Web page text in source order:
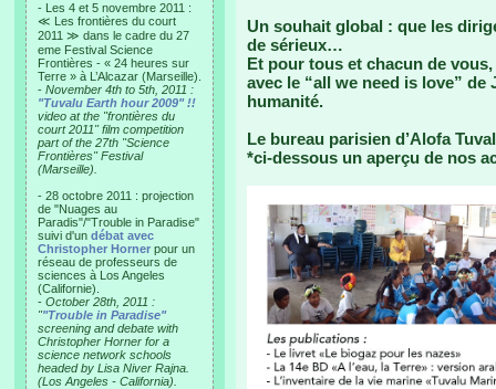
- Les 4 et 5 novembre 2011 :
≪ Les frontières du court
2011 ≫ dans le cadre du 27
eme Festival Science
Frontières - « 24 heures sur
Terre » à L’Alcazar (Marseille).
- November 4th to 5th, 2011 :
"Tuvalu Earth hour 2009" !!
video at the "frontières du
court 2011" film competition
part of the 27th "Science
Frontières" Festival
(Marseille).
- 28 octobre 2011 : projection
de "Nuages au
Paradis"/"Trouble in Paradise"
suivi d'un débat avec
Christopher Horner pour un
réseau de professeurs de
sciences à Los Angeles
(Californie).
- October 28th, 2011 :
""Trouble in Paradise"
screening and debate with
Christopher Horner for a
science network schools
headed by Lisa Niver Rajna.
(Los Angeles - California).
Un souhait global : que les
de sérieux…
Et pour tous et chacun de
avec le “all we need is love”
humanité.
Le bureau parisien d’Alofa
*ci-dessous un aperçu de nos